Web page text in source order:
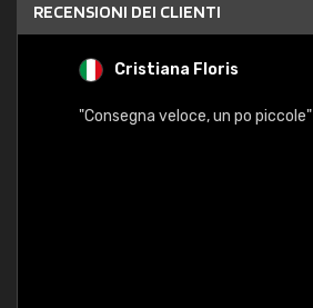
RECENSIONI DEI CLIENTI
Cristiana Floris
"Consegna veloce, un po piccole"